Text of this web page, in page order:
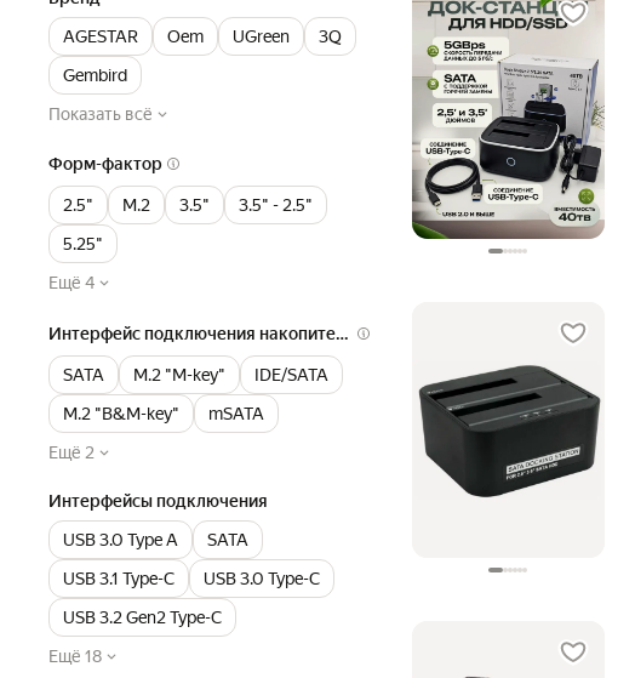
AGESTAR
Oem UGreen
3Q
Gembird
Показать всё
Форм-фактор
2.5" M.2 3.5"
3.5" - 2.5"
5.25"
Ещё 4
Интерфейс подключения накопителя
SATA M.2 "M-key"
IDE/SATA
M.2 "B&M-key"
mSATA
Ещё 2
Интерфейсы подключения
USB 3.0 Type A
SATA
USB 3.1 Type-С
USB 3.0 Type-С
USB 3.2 Gen2 Type-С
Ещё 18